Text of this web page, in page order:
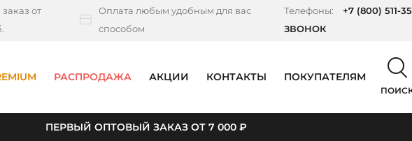
от
Оплата любым удобным для вас
способом
Телефоны: +7 (800) 511-
ЗВОНОК
РАСПРОДАЖА АКЦИИ КОНТАКТЫ ПОКУПАТЕЛЯМ
ПЕРВЫЙ ОПТОВЫЙ ЗАКАЗ ОТ 7 000 ₽